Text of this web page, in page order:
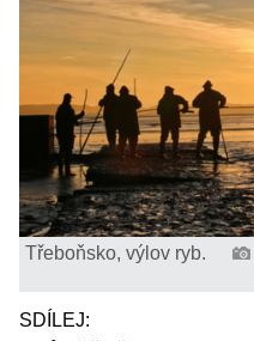
Třeboňsko, výlov ryb.
SDÍLEJ: